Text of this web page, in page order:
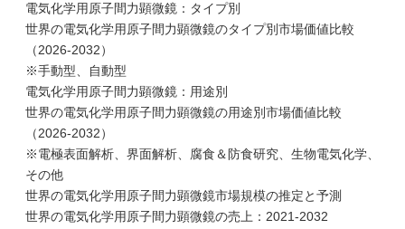
電気化学用原子間力顕微鏡：タイプ別
世界の電気化学用原子間力顕微鏡のタイプ別市場価値比較
（2026-2032）
※手動型、自動型
電気化学用原子間力顕微鏡：用途別
世界の電気化学用原子間力顕微鏡の用途別市場価値比較
（2026-2032）
※電極表面解析、界面解析、腐食＆防食研究、生物電気化学、
その他
世界の電気化学用原子間力顕微鏡市場規模の推定と予測
世界の電気化学用原子間力顕微鏡の売上：2021-2032